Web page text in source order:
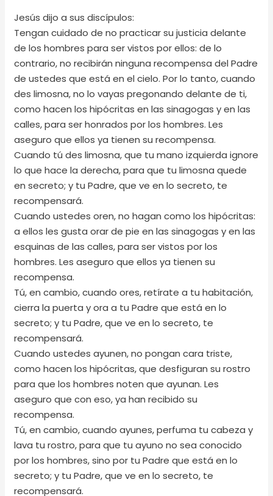
Jesús dijo a sus discípulos:
Tengan cuidado de no practicar su justicia delante
de los hombres para ser vistos por ellos: de lo
contrario, no recibirán ninguna recompensa del Padre
de ustedes que está en el cielo. Por lo tanto, cuando
des limosna, no lo vayas pregonando delante de ti,
como hacen los hipócritas en las sinagogas y en las
calles, para ser honrados por los hombres. Les
aseguro que ellos ya tienen su recompensa.
Cuando tú des limosna, que tu mano izquierda ignore
lo que hace la derecha, para que tu limosna quede
en secreto; y tu Padre, que ve en lo secreto, te
recompensará.
Cuando ustedes oren, no hagan como los hipócritas:
a ellos les gusta orar de pie en las sinagogas y en las
esquinas de las calles, para ser vistos por los
hombres. Les aseguro que ellos ya tienen su
recompensa.
Tú, en cambio, cuando ores, retírate a tu habitación,
cierra la puerta y ora a tu Padre que está en lo
secreto; y tu Padre, que ve en lo secreto, te
recompensará.
Cuando ustedes ayunen, no pongan cara triste,
como hacen los hipócritas, que desfiguran su rostro
para que los hombres noten que ayunan. Les
aseguro que con eso, ya han recibido su
recompensa.
Tú, en cambio, cuando ayunes, perfuma tu cabeza y
lava tu rostro, para que tu ayuno no sea conocido
por los hombres, sino por tu Padre que está en lo
secreto; y tu Padre, que ve en lo secreto, te
recompensará.